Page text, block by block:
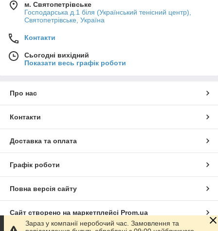
м. Святопетрівське
Господарська д.1 біля (Український тенісний центр),
Святопетрівське, Україна
Контакти
Сьогодні вихідний
Показати весь графік роботи
Про нас
Контакти
Доставка та оплата
Графік роботи
Повна версія сайту
Сайт створено на маркетплейсі Prom.ua
Зараз у компанії неробочий час. Замовлення та